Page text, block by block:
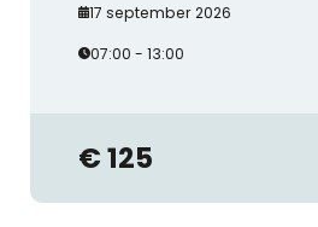
17 september 2026
07:00 - 13:00
€ 125